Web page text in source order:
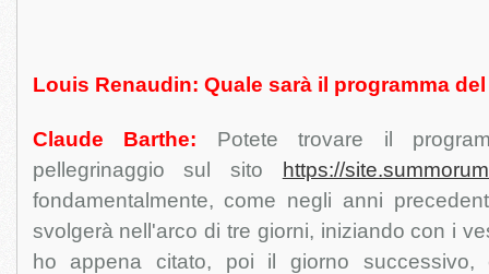
Louis Renaudin: Quale sarà il programma
Claude Barthe: Potete trovare il
pellegrinaggio sul sito
https://
fondamentalmente, come negli anni
svolgerà nell'arco di tre giorni, iniziando con i
ho appena citato, poi il giorno successivo,